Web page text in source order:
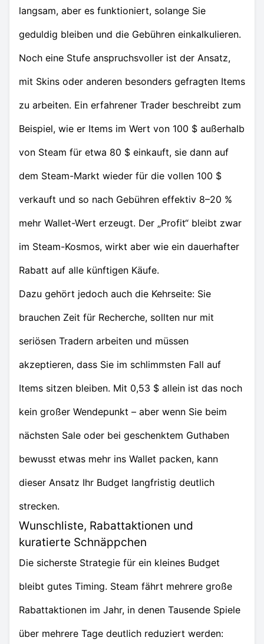
langsam, aber es funktioniert, solange Sie
geduldig bleiben und die Gebühren einkalkulieren.
Noch eine Stufe anspruchsvoller ist der Ansatz,
mit Skins oder anderen besonders gefragten Items
zu arbeiten. Ein erfahrener Trader beschreibt zum
Beispiel, wie er Items im Wert von 100 $ außerhalb
von Steam für etwa 80 $ einkauft, sie dann auf
dem Steam-Markt wieder für die vollen 100 $
verkauft und so nach Gebühren effektiv 8–20 %
mehr Wallet-Wert erzeugt. Der „Profit“ bleibt zwar
im Steam-Kosmos, wirkt aber wie ein dauerhafter
Rabatt auf alle künftigen Käufe.
Dazu gehört jedoch auch die Kehrseite: Sie
brauchen Zeit für Recherche, sollten nur mit
seriösen Tradern arbeiten und müssen
akzeptieren, dass Sie im schlimmsten Fall auf
Items sitzen bleiben. Mit 0,53 $ allein ist das noch
kein großer Wendepunkt – aber wenn Sie beim
nächsten Sale oder bei geschenktem Guthaben
bewusst etwas mehr ins Wallet packen, kann
dieser Ansatz Ihr Budget langfristig deutlich
strecken.
Wunschliste, Rabattaktionen und
kuratierte Schnäppchen
Die sicherste Strategie für ein kleines Budget
bleibt gutes Timing. Steam fährt mehrere große
Rabattaktionen im Jahr, in denen Tausende Spiele
über mehrere Tage deutlich reduziert werden: